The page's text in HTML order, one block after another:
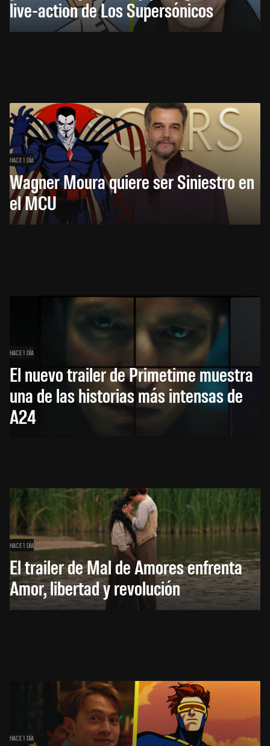
live-action de Los Supersónicos
HACE 1 DÍA
Wagner Moura quiere ser Siniestro en
el MCU
HACE 1 DÍA
El nuevo trailer de Primetime muestra
una de las historias más intensas de
A24
HACE 1 DÍA
El trailer de Mal de Amores enfrenta
Amor, libertad y revolución
HACE 1 DÍA